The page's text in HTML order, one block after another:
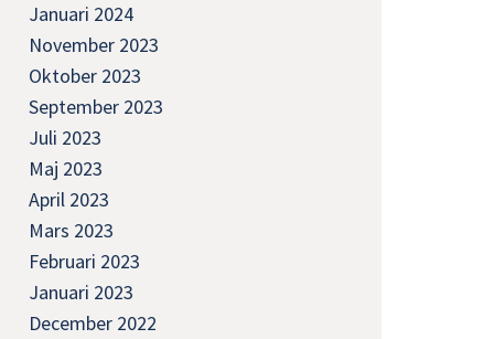
Januari 2024
November 2023
Oktober 2023
September 2023
Juli 2023
Maj 2023
April 2023
Mars 2023
Februari 2023
Januari 2023
December 2022